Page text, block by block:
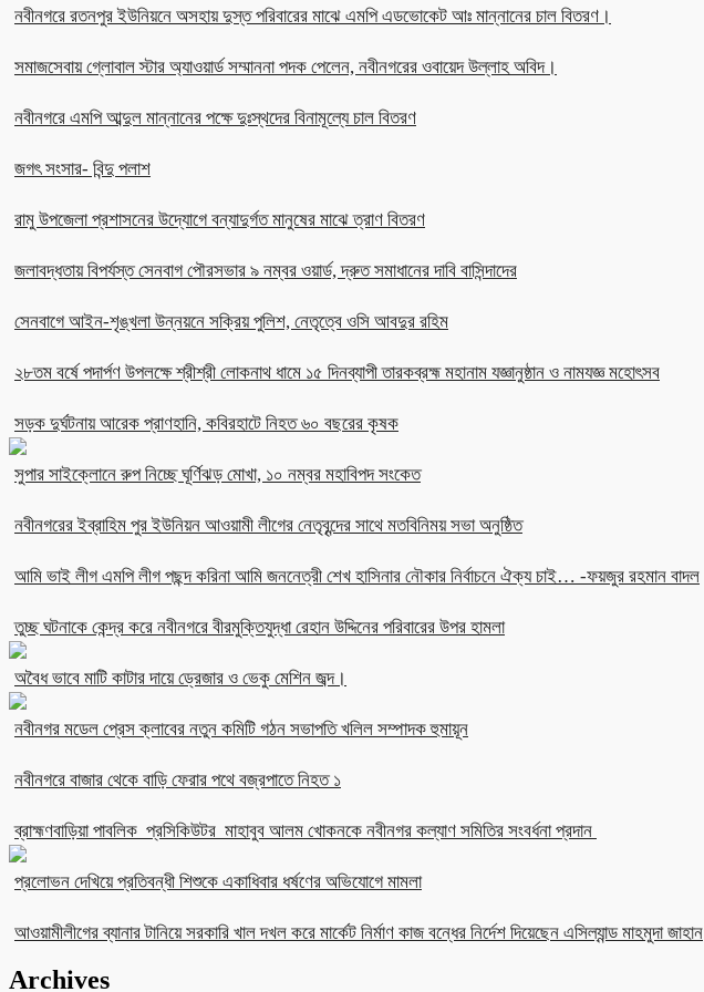
নবীনগরে রতনপুর ইউনিয়নে অসহায় দুস্ত পরিবারের মাঝে এমপি এডভোকেট আঃ মান্নানের চাল বিতরণ।
সমাজসেবায় গ্লোবাল স্টার অ্যাওয়ার্ড সম্মাননা পদক পেলেন, নবীনগরের ওবায়েদ উল্লাহ অবিদ।
নবীনগরে এমপি আব্দুল মান্নানের পক্ষে দুঃস্থদের বিনামূল্যে চাল বিতরণ
জগৎ সংসার- বিন্দু পলাশ
রামু উপজেলা প্রশাসনের উদ্যোগে বন্যাদুর্গত মানুষের মাঝে ত্রাণ বিতরণ
জলাবদ্ধতায় বিপর্যস্ত সেনবাগ পৌরসভার ৯ নম্বর ওয়ার্ড, দ্রুত সমাধানের দাবি বাসিন্দাদের
সেনবাগে আইন-শৃঙ্খলা উন্নয়নে সক্রিয় পুলিশ, নেতৃত্বে ওসি আবদুর রহিম
২৮তম বর্ষে পদার্পণ উপলক্ষে শ্রীশ্রী লোকনাথ ধামে ১৫ দিনব্যাপী তারকব্রহ্ম মহানাম যজ্ঞানুষ্ঠান ও নামযজ্ঞ মহোৎসব
সড়ক দুর্ঘটনায় আরেক প্রাণহানি, কবিরহাটে নিহত ৬০ বছরের কৃষক
সুপার সাইক্লোনে রুপ নিচ্ছে ঘূর্ণিঝড় মোখা, ১০ নম্বর মহাবিপদ সংকেত
নবীনগরের ইব্রাহিম পুর ইউনিয়ন আওয়ামী লীগের নেতৃবৃন্দের সাথে মতবিনিময় সভা অনুষ্ঠিত
আমি ভাই লীগ এমপি লীগ পছন্দ করিনা আমি জননেত্রী শেখ হাসিনার নৌকার নির্বাচনে ঐক্য চাই… -ফয়জুর রহমান বাদল
তুচ্ছ ঘটনাকে কেন্দ্র করে নবীনগরে বীরমুক্তিযুদ্ধা রেহান উদ্দিনের পরিবারের উপর হামলা
অবৈধ ভাবে মাটি কাটার দায়ে ড্রেজার ও ভেকু মেশিন জব্দ।
নবীনগর মডেল প্রেস ক্লাবের নতুন কমিটি গঠন সভাপতি খলিল সম্পাদক হুমায়ূন
নবীনগরে বাজার থেকে বাড়ি ফেরার পথে বজ্রপাতে নিহত ১
ব্রাহ্মণবাড়িয়া পাবলিক প্রসিকিউটর মাহাবুব আলম খোকনকে নবীনগর কল্যাণ সমিতির সংবর্ধনা প্রদান
প্রলোভন দেখিয়ে প্রতিবন্ধী শিশুকে একাধিবার ধর্ষণের অভিযোগে মামলা
আওয়ামীলীগের ব্যানার টানিয়ে সরকারি খাল দখল করে মার্কেট নির্মাণ কাজ বন্ধের নির্দেশ দিয়েছেন এসিল্যান্ড মাহমুদা জাহান
Archives